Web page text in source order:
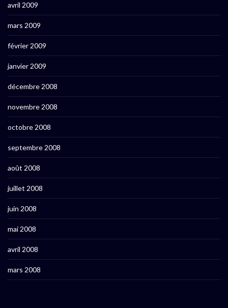
avril 2009
mars 2009
février 2009
janvier 2009
décembre 2008
novembre 2008
octobre 2008
septembre 2008
août 2008
juillet 2008
juin 2008
mai 2008
avril 2008
mars 2008